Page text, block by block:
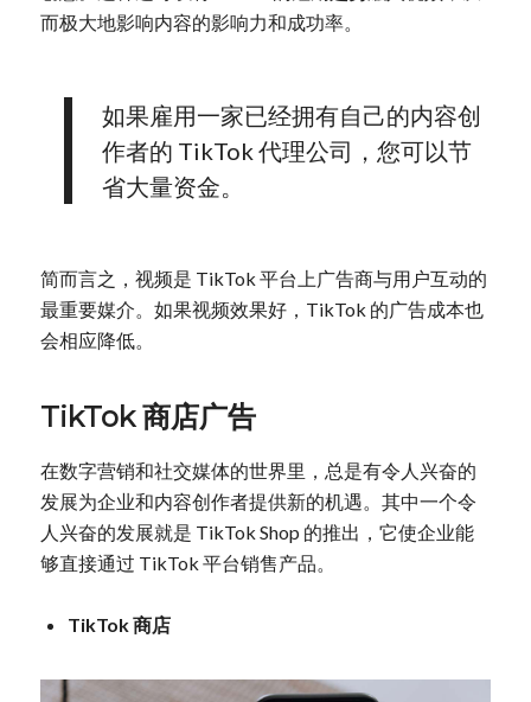
而极大地影响内容的影响力和成功率。
如果雇用一家已经拥有自己的内容创
作者的 TikTok 代理公司，您可以节
省大量资金。
简而言之，视频是 TikTok 平台上广告商与用户互动的
最重要媒介。如果视频效果好，TikTok 的广告成本也
会相应降低。
TikTok 商店广告
在数字营销和社交媒体的世界里，总是有令人兴奋的
发展为企业和内容创作者提供新的机遇。其中一个令
人兴奋的发展就是 TikTok Shop 的推出，它使企业能
够直接通过 TikTok 平台销售产品。
TikTok 商店